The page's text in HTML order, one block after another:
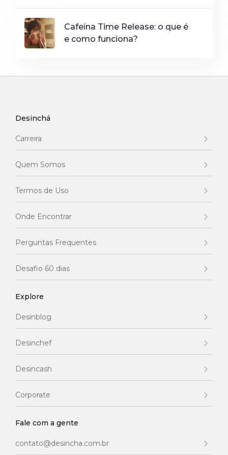
Cafeína Time Release: o que é
e como funciona?
Desinchá
Carreira
Quem Somos
Termos de Uso
Onde Encontrar
Perguntas Frequentes
Desafio 60 dias
Explore
Desinblog
Desinchef
Desincash
Corporate
Fale com a gente
contato@desincha.com.br